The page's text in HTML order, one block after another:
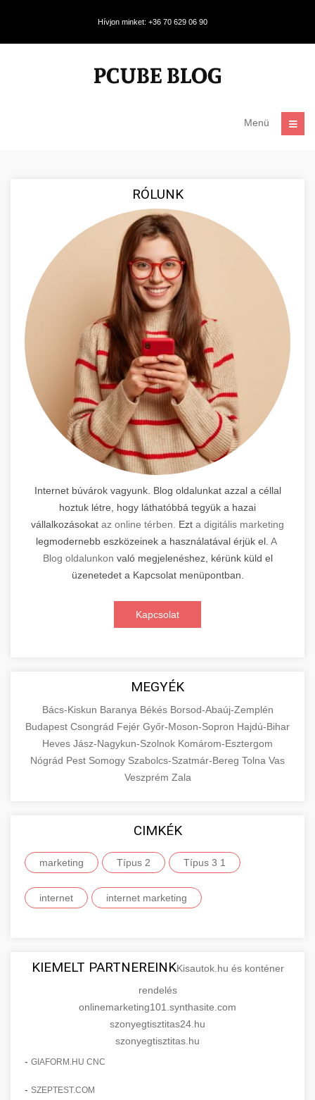
Hívjon minket: +36 70 629 06 90
Menü
RÓLUNK
Internet búvárok vagyunk. Blog oldalunkat azzal a céllal
hoztuk létre, hogy láthatóbbá tegyük a hazai
vállalkozásokat az online térben. Ezt a digitális marketing
legmodernebb eszközeinek a használatával érjük el. A
Blog oldalunkon való megjelenéshez, kérünk küld el
üzenetedet a Kapcsolat menüpontban.
Kapcsolat
MEGYÉK
Bács-Kiskun Baranya Békés Borsod-Abaúj-Zemplén
Budapest Csongrád Fejér Győr-Moson-Sopron Hajdú-Bihar
Heves Jász-Nagykun-Szolnok Komárom-Esztergom
Nógrád Pest Somogy Szabolcs-Szatmár-Bereg Tolna Vas
Veszprém Zala
CIMKÉK
marketing Típus 2 Típus 3 1
internet internet marketing
KIEMELT PARTNEREINKKisautok.hu és konténer
rendelés
onlinemarketing101.synthasite.com
szonyegtisztitas24.hu
szonyegtisztitas.hu
- GIAFORM.HU CNC
- SZEPTEST.COM